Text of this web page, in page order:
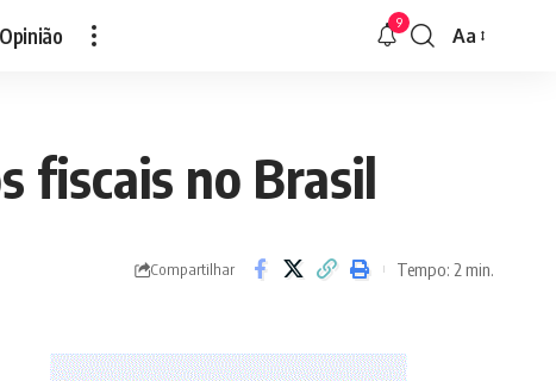
Opinião 9
Font
Aa
fiscais no Brasil
Compartilhar Tempo: 2 min.